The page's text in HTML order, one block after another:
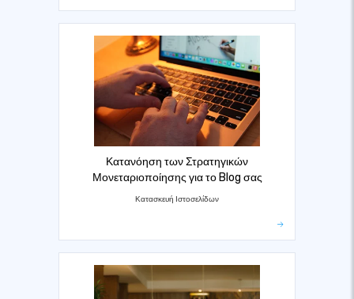
Κατανόηση των Στρατηγικών
Μονεταριοποίησης για το Blog σας
Κατασκευή Ιστοσελίδων